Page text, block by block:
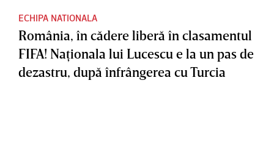
ECHIPA NATIONALA
România, în cădere liberă în clasamentul
FIFA! Naţionala lui Lucescu e la un pas de
dezastru, după înfrângerea cu Turcia